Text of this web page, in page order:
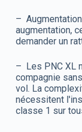
–
augmentation,
demander un
– Les PNC XL
compagnie
vol. La
nécessitent
classe 1 sur